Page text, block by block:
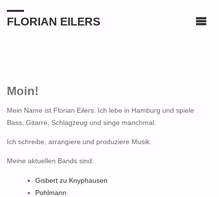
FLORIAN EILERS
Moin!
Mein Name ist Florian Eilers. Ich lebe in Hamburg und spiele
Bass, Gitarre, Schlagzeug und singe manchmal.
Ich schreibe, arrangiere und produziere Musik.
Meine aktuellen Bands sind:
Gisbert zu Knyphausen
Pohlmann